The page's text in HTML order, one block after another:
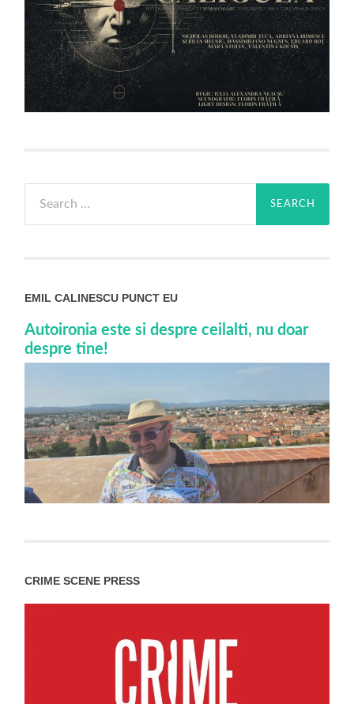
for:
EMIL CALINESCU PUNCT EU
Autoironia este si despre ceilalti, nu doar
despre tine!
CRIME SCENE PRESS